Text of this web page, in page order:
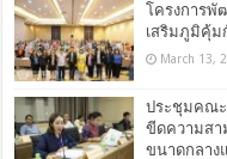
โครงการพั
เสริมภูมิคุ้ม
March 13,
ประชุมคณะ
ขีดความสา
ขนาดกลาง